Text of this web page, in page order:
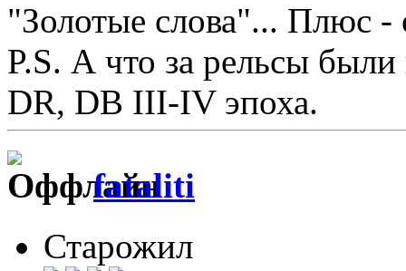
"Золотые слова"... Плюс -
P.S. А что за рельсы были
DR, DB III-IV эпоха.
fataliti
Старожил